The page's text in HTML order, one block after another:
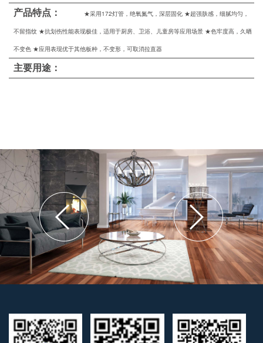
产品特点： ★采用172灯管，绝氧氮气，深层固化 ★超强肤感，细腻均匀，
不留指纹 ★抗划伤性能表现极佳，适用于厨房、卫浴、儿童房等应用场景 ★色牢度高，久晒
不变色 ★应用表现优于其他板种，不变形，可取消拉直器
主要用途：